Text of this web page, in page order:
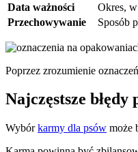
Data ważności
Okres,
Przechowywanie
Sposób
Poprzez zrozumienie
Najczęstsze
Wybórkarmy dla psów może